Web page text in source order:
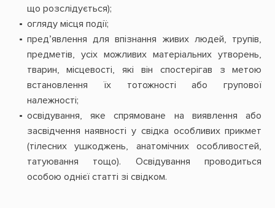
що розслідується);
огляду місця події;
пред’явлення для впізнання живих людей, трупів,
предметів, усіх можливих матеріальних утворень,
тварин, місцевості, які він спостерігав з метою
встановлення їх тотожності або групової
належності;
освідування, яке спрямоване на виявлення або
засвідчення наявності у свідка особливих прикмет
(тілесних ушкоджень, анатомічних особливостей,
татуювання тощо). Освідування проводиться
особою однієї статті зі свідком.